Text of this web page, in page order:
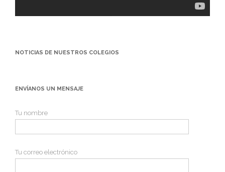
NOTICIAS DE NUESTROS COLEGIOS
ENVÍANOS UN MENSAJE
Tu nombre
Tu correo electrónico